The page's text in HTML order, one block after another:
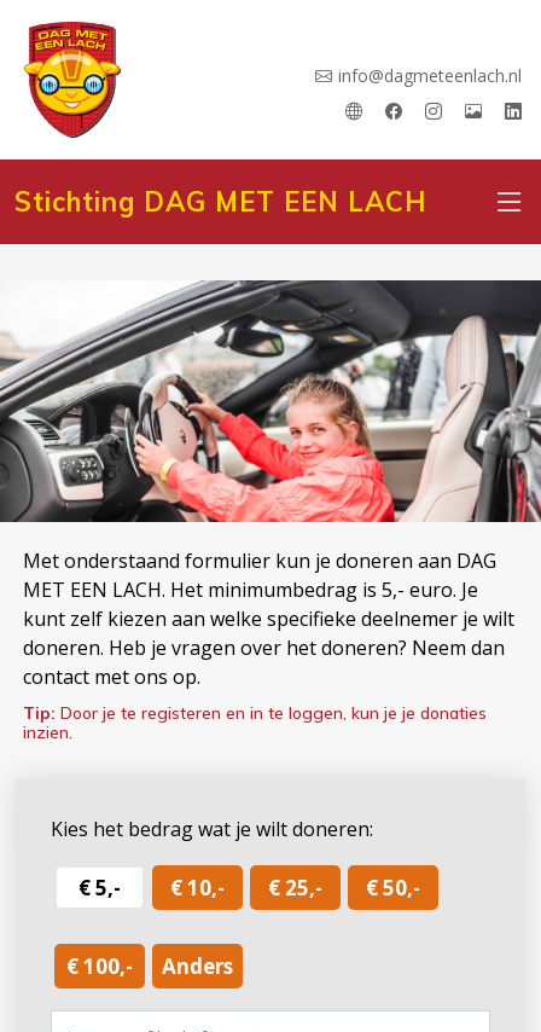
info@dagmeteenlach.nl
Stichting DAG MET EEN LACH
Met onderstaand formulier kun je doneren aan DAG
MET EEN LACH. Het minimumbedrag is 5,- euro. Je
kunt zelf kiezen aan welke specifieke deelnemer je wilt
doneren. Heb je vragen over het doneren? Neem dan
contact met ons op.
Tip: Door je te registeren en in te loggen, kun je je donaties
inzien.
Kies het bedrag wat je wilt doneren:
€ 5,- € 10,- € 25,- € 50,-
€ 100,- Anders